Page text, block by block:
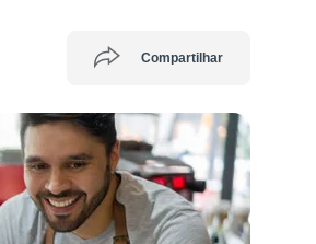
Compartilhar